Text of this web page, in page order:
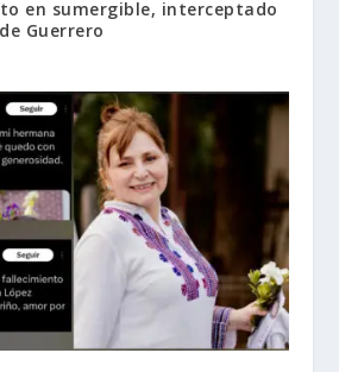
en sumergible, interceptado
Guerrero